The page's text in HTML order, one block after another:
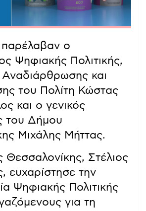
ο
Ψηφιακής Πολιτικής,
Αναδιάρθρωσης και
του Πολίτη Κώστας
και ο γενικός
του Δήμου
Μιχάλης Μήττας.
Στέλιος
ευχαρίστησε την
Ψηφιακής Πολιτικής
για τη